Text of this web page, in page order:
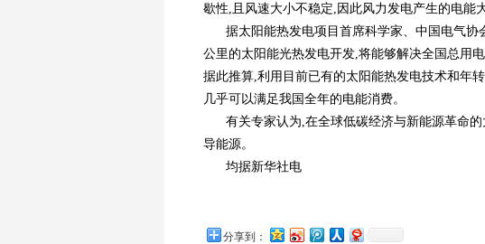
歇性,且风速大小不稳定,因此风力发电产生的电能
据太阳能热发电项目首席科学家、中国电气
公里的太阳能光热发电开发,将能够解决全国总用
据此推算,利用目前已有的太阳能热发电技术和年
几乎可以满足我国全年的电能消费。
有关专家认为,在全球低碳经济与新能源革命
导能源。
均据新华社电
分享到：